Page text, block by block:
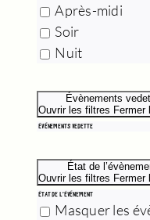
Après-midi
Soir
Nuit
Évènements
Ouvrir les filtres Fermer
ÉVÈNEMENTS VEDETTE
État de
Ouvrir les filtres Fermer
ÉTAT DE L’ÉVÈNEMENT
Masquer les